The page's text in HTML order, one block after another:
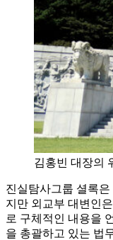
김홍빈 대장의
진실탐사그룹 셜록
지만 외교부 대변인
로 구체적인 내용을
을 총괄하고 있는 법